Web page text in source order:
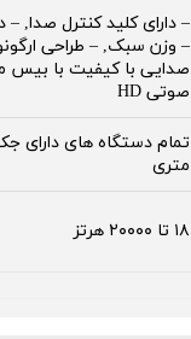
– دارای کلید کنترل صدا, –
– وزن سبک, – طراحی
صدایی با کیفیت با بیس
صوتی HD
متری
۱۸ تا ۲۰۰۰۰ هرتز